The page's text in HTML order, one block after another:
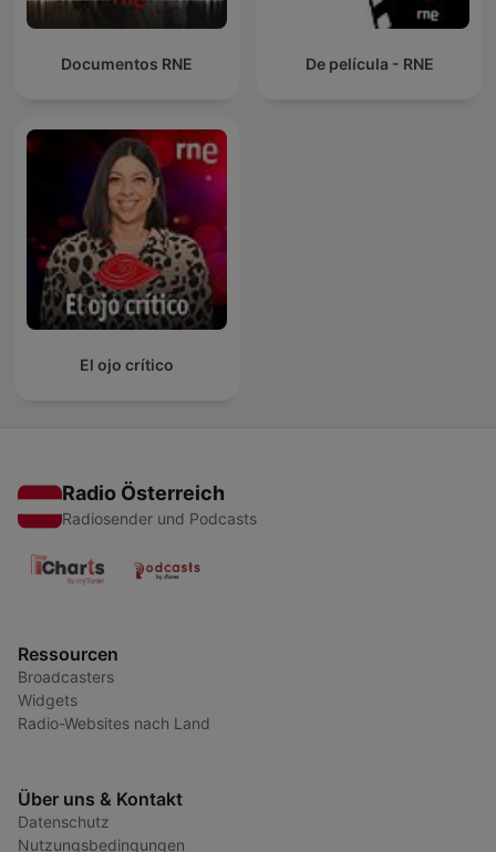
Documentos RNE De película - RNE
El ojo crítico
Radio Österreich
Radiosender und Podcasts
Ressourcen
Broadcasters
Widgets
Radio-Websites nach Land
Über uns & Kontakt
Datenschutz
Nutzungsbedingungen